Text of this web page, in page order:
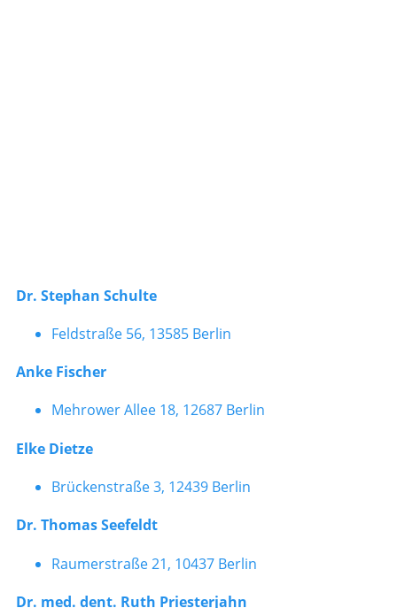
Dr. Stephan Schulte
Feldstraße 56, 13585 Berlin
Anke Fischer
Mehrower Allee 18, 12687 Berlin
Elke Dietze
Brückenstraße 3, 12439 Berlin
Dr. Thomas Seefeldt
Raumerstraße 21, 10437 Berlin
Dr. med. dent. Ruth Priesterjahn